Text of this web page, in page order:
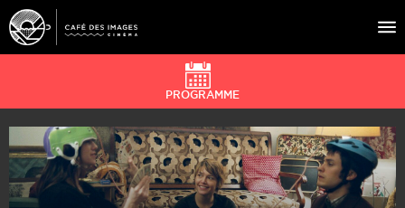
À L’AFFICHE
ÉVÉNEMENTS
CAFÉ DU CINÉ
PROGRAMME